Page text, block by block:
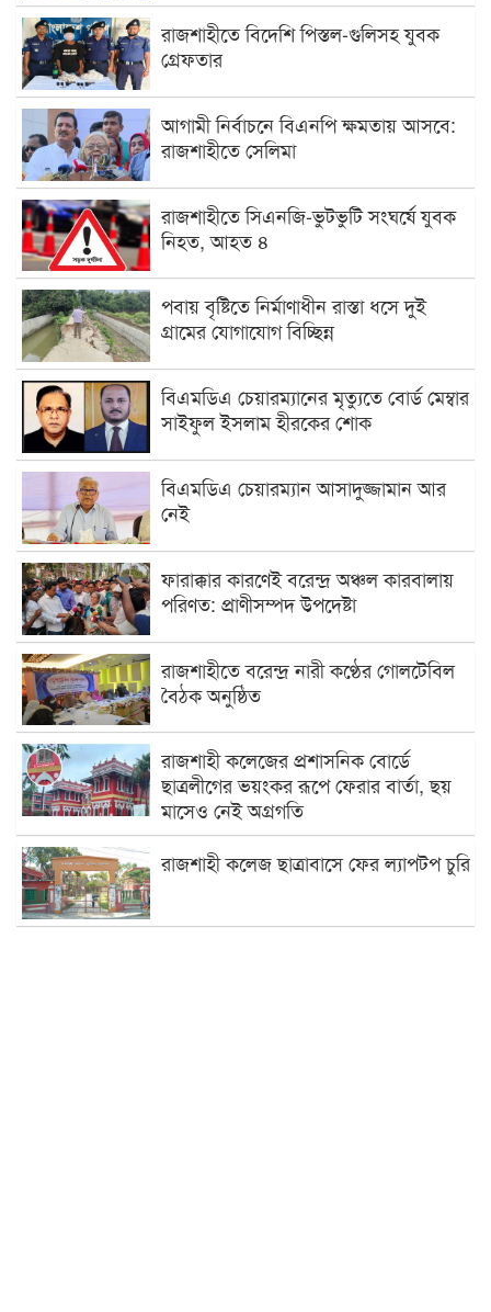
রাজশাহীতে বিদেশি পিস্তল-গুলিসহ যুবক
গ্রেফতার
আগামী নির্বাচনে বিএনপি ক্ষমতায় আসবে:
রাজশাহীতে সেলিমা
রাজশাহীতে সিএনজি-ভুটভুটি সংঘর্ষে যুবক
নিহত, আহত ৪
পবায় বৃষ্টিতে নির্মাণাধীন রাস্তা ধসে দুই
গ্রামের যোগাযোগ বিচ্ছিন্ন
বিএমডিএ চেয়ারম্যানের মৃত্যুতে বোর্ড মেম্বার
সাইফুল ইসলাম হীরকের শোক
বিএমডিএ চেয়ারম্যান আসাদুজ্জামান আর
নেই
ফারাক্কার কারণেই বরেন্দ্র অঞ্চল কারবালায়
পরিণত: প্রাণীসম্পদ উপদেষ্টা
রাজশাহীতে বরেন্দ্র নারী কণ্ঠের গোলটেবিল
বৈঠক অনুষ্ঠিত
রাজশাহী কলেজের প্রশাসনিক বোর্ডে
ছাত্রলীগের ভয়ংকর রূপে ফেরার বার্তা, ছয়
মাসেও নেই অগ্রগতি
রাজশাহী কলেজ ছাত্রাবাসে ফের ল্যাপটপ চুরি